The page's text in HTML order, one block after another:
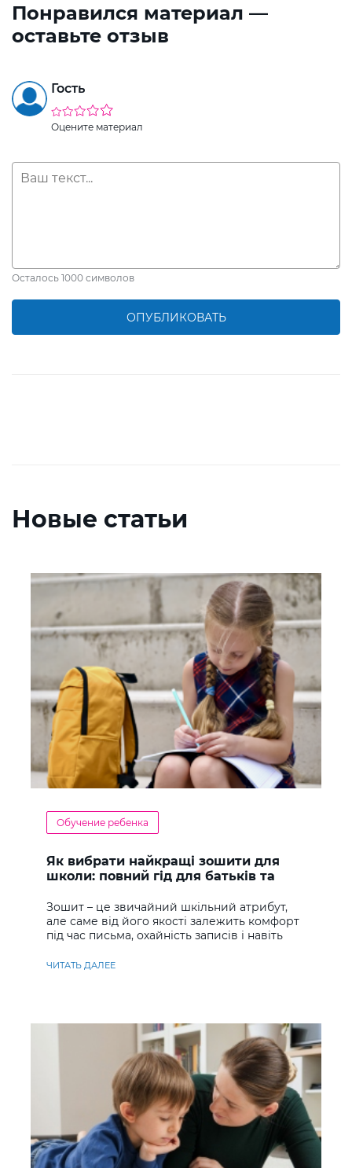
Понравился материал —
оставьте отзыв
Гость
Оцените материал
Осталось 1000 символов
ОПУБЛИКОВАТЬ
Новые статьи
Обучение ребенка
Як вибрати найкращі зошити для
школи: повний гід для батьків та
Зошит – це звичайний шкільний атрибут,
але саме від його якості залежить комфорт
під час письма, охайність записів і навіть
ЧИТАТЬ ДАЛЕЕ